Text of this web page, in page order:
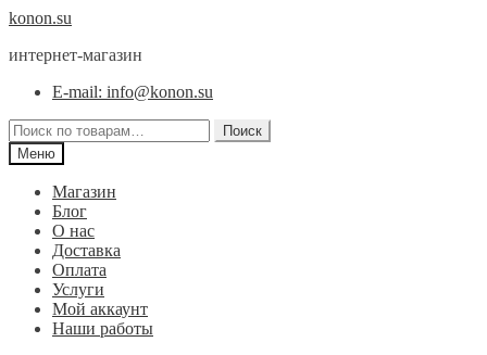
Перейти
навигации
Перейти
содержимому
konon.su
интернет-магазин
E-mail: info@konon.su
Искать:
Поиск
Меню
Магазин
Блог
О нас
Доставка
Оплата
Услуги
Мой аккаунт
Наши работы